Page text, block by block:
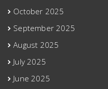
October 2025
September 2025
August 2025
July 2025
June 2025